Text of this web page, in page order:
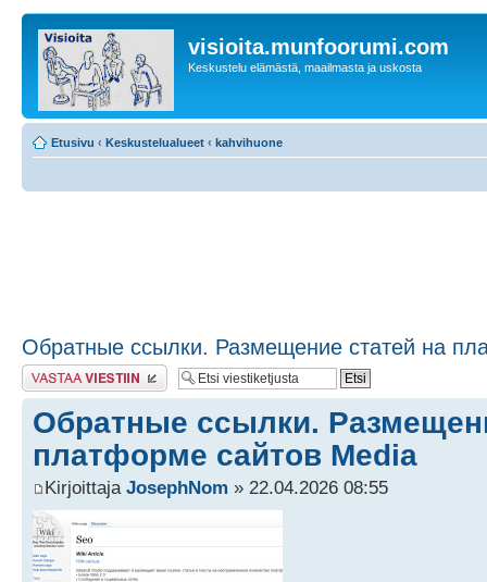
visioita.munfoorumi.com
Keskustelu elämästä, maailmasta ja uskosta
Etusivu ‹ Keskustelualueet ‹ kahvihuone
Обратные ссылки. Размещение статей на
Lähetä vastaus
Обратные ссылки.
платформе сайтов Media
Kirjoittaja JosephNom » 22.04.2026 08:55